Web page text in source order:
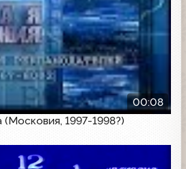
00:08
1997-1998?)